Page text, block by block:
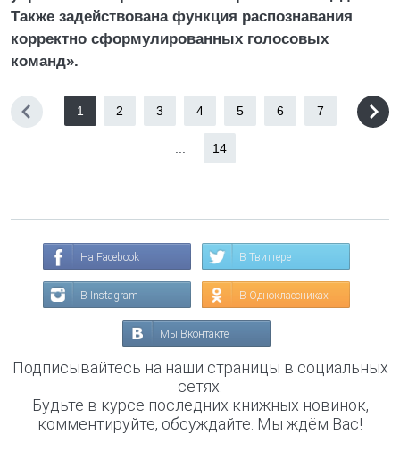
Также задействована функция распознавания
корректно сформулированных голосовых
команд».
1 2 3 4 5 6 7
14
На Facebook В Твиттере
В Instagram В Одноклассниках
Мы Вконтакте
Подписывайтесь на наши страницы в социальных
сетях.
Будьте в курсе последних книжных новинок,
комментируйте, обсуждайте. Мы ждём Вас!